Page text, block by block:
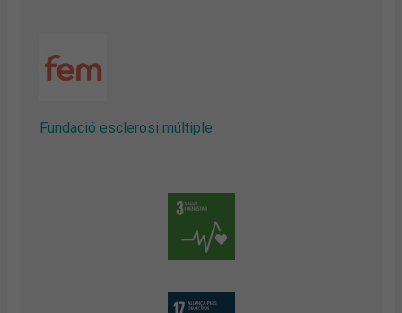
Fundació esclerosi múltiple